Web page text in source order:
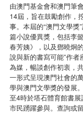
由澳門基金會和澳門筆
14屆，旨在鼓勵創作，
事。本屆的“澳門文學獎
篇小說優異獎，包括李
春芳姨》，以及鄧曉炯
說與新的書寫可能”作
為媒，暢談創作初衷，
一形式呈現澳門社會的
學與澳門文學獎的發展
至4時於塔石體育館書
市民踴躍參與。查詢或